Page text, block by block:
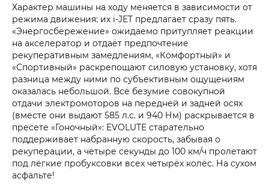
Характер машины на ходу меняется в зависимости от
режима движения: их i‑JET предлагает сразу пять.
«Энергосбережение» ожидаемо притупляет реакции
на акселератор и отдаёт предпочтение
рекуперативным замедлениям, «Комфортный» и
«Спортивный» раскрепощают силовую установку, хотя
разница между ними по субъективным ощущениям
оказалась небольшой. Всё безумие совокупной
отдачи электромоторов на передней и задней осях
(вместе они выдают 585 л.с. и 940 Нм) раскрывается в
пресете «Гоночный»: EVOLUTE старательно
поддерживает набранную скорость, забывая о
рекуперации, а четыре секунды до 100 км/ч пролетают
под лёгкие пробуксовки всех четырёх колёс. На сухом
асфальте!